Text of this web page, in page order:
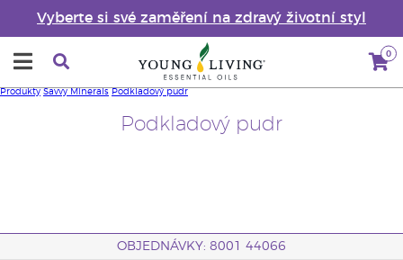
Vyberte si své zaměření na zdravý životní styl
0
Podkladový pudr
Produkty Savvy Minerals Podkladový pudr
OBJEDNÁVKY: 8001 44066